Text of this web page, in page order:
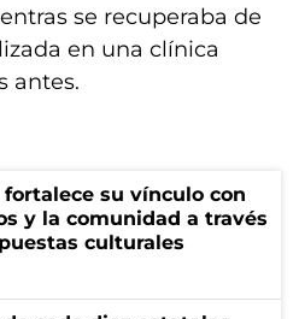
se recuperaba de
en una clínica
antes.
fortalece su vínculo con
y la comunidad a través
culturales